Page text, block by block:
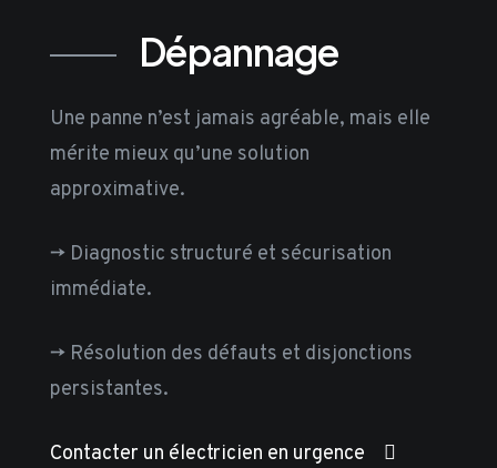
Dépannage
Une panne n’est jamais agréable, mais elle
mérite mieux qu’une solution
approximative.
-> Diagnostic structuré et sécurisation
immédiate.
-> Résolution des défauts et disjonctions
persistantes.
Contacter un électricien en urgence